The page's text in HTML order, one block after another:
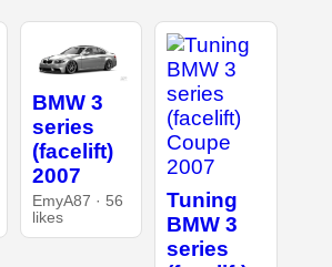
BMW 3
series
(facelift)
2007
EmyA87 · 56
likes
Tuning
BMW 3
series